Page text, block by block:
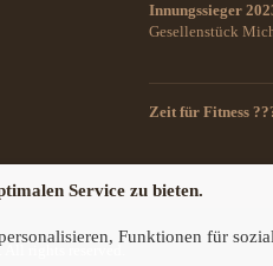
Innungssieger
Gesellenstück
Zeit für Fitness
rights reserved.
Service zu bieten.
Funktionen für